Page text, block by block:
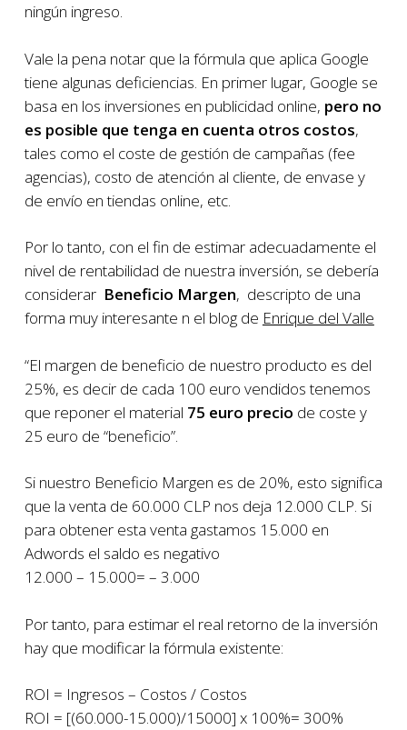
ningún ingreso.
Vale la pena notar que la fórmula que aplica Google
tiene algunas deficiencias. En primer lugar, Google se
basa en los inversiones en publicidad online, pero no
es posible que tenga en cuenta otros costos,
tales como el coste de gestión de campañas (fee
agencias), costo de atención al cliente, de envase y
de envío en tiendas online, etc.
Por lo tanto, con el fin de estimar adecuadamente el
nivel de rentabilidad de nuestra inversión, se debería
considerar Beneficio Margen, descripto de una
forma muy interesante n el blog de Enrique del Valle
“El margen de beneficio de nuestro producto es del
25%, es decir de cada 100 euro vendidos tenemos
que reponer el material 75 euro precio de coste y
25 euro de “beneficio”.
Si nuestro Beneficio Margen es de 20%, esto significa
que la venta de 60.000 CLP nos deja 12.000 CLP. Si
para obtener esta venta gastamos 15.000 en
Adwords el saldo es negativo
12.000 – 15.000= – 3.000
Por tanto, para estimar el real retorno de la inversión
hay que modificar la fórmula existente:
ROI = Ingresos – Costos / Costos
ROI = [(60.000-15.000)/15000] x 100%= 300%